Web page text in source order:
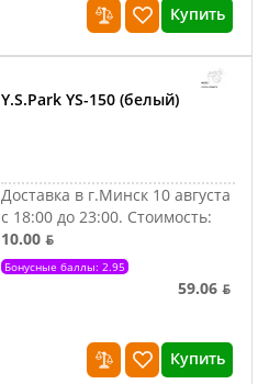
Купить
Y.S.Park YS-150 (белый)
Доставка в г.Минск 10 августа
с 18:00 до 23:00. Стоимость:
10.00 ƃ
Бонусные баллы: 2.95
59.06 ƃ
Купить